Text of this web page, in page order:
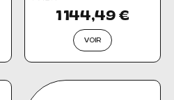
1 144,49 €
VOIR